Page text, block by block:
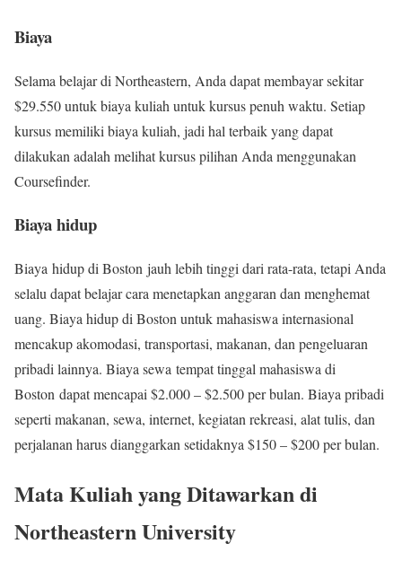
Biaya
Selama belajar di Northeastern, Anda dapat membayar sekitar
$29.550 untuk biaya kuliah untuk kursus penuh waktu. Setiap
kursus memiliki biaya kuliah, jadi hal terbaik yang dapat
dilakukan adalah melihat kursus pilihan Anda menggunakan
Coursefinder.‍
Biaya hidup
Biaya hidup di Boston jauh lebih tinggi dari rata-rata, tetapi Anda
selalu dapat belajar cara menetapkan anggaran dan menghemat
uang. Biaya hidup di Boston untuk mahasiswa internasional
mencakup akomodasi, transportasi, makanan, dan pengeluaran
pribadi lainnya. Biaya sewa tempat tinggal mahasiswa di
Boston dapat mencapai $2.000 – $2.500 per bulan. Biaya pribadi
seperti makanan, sewa, internet, kegiatan rekreasi, alat tulis, dan
perjalanan harus dianggarkan setidaknya $150 – $200 per bulan.
Mata Kuliah yang Ditawarkan di
Northeastern University